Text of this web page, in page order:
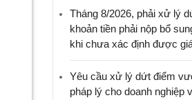
Tháng 8/2026, phải xử lý
khoản tiền phải nộp bổ
khi chưa xác định được
Yêu cầu xử lý dứt điểm
pháp lý cho doanh nghiệp